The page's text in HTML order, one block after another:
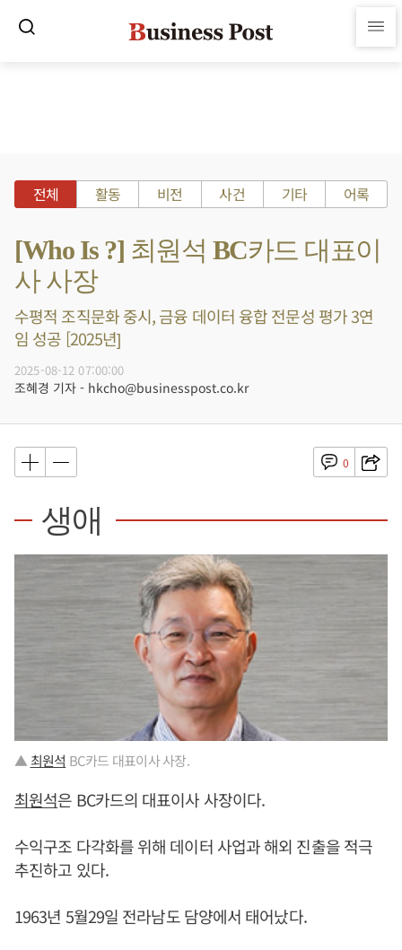
전체 활동 비전 사건 기타 어록
[Who Is ?] 최원석 BC카드 대표이
사 사장
수평적 조직문화 중시, 금융 데이터 융합 전문성 평가 3연
임 성공 [2025년]
2025-08-12 07:00:00
조혜경 기자 - hkcho@businesspost.co.kr
0
생애
▲ 최원석 BC카드 대표이사 사장.
최원석은 BC카드의 대표이사 사장이다.
수익구조 다각화를 위해 데이터 사업과 해외 진출을 적극
추진하고 있다.
1963년 5월29일 전라남도 담양에서 태어났다.